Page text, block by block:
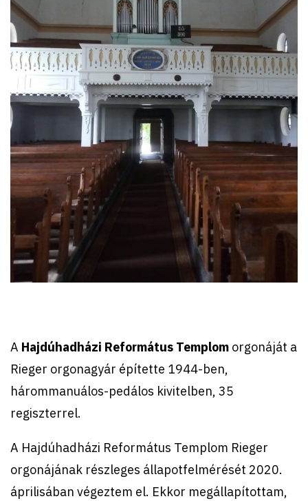
A Hajdúhadházi Református Templom orgonáját a
Rieger orgonagyár építette 1944-ben,
hárommanuálos-pedálos kivitelben, 35
regiszterrel.
A Hajdúhadházi Református Templom Rieger
orgonájának részleges állapotfelmérését 2020.
áprilisában végeztem el. Ekkor megállapítottam,